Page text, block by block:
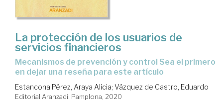
La protección de los usuarios de
servicios financieros
mecanismos de prevención y control Sea el primero
en dejar una reseña para este artículo
Estancona Pérez, Araya Alicia; Vázquez de Castro, Eduardo
Editorial Aranzadi. Pamplona, 2020